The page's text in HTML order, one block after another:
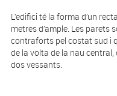
L’edifici té la forma d’un
metres d’ample. Les parets
contraforts pel costat sud i
de la volta de la nau
dos vessants.